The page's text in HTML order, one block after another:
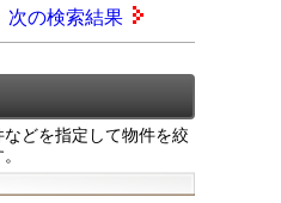
次の検索結果
どを指定して物件を絞